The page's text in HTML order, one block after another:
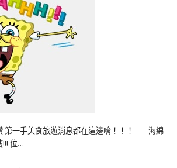
第一手美食旅遊消息都在這邊唷！！！ 海綿
!!! 位…